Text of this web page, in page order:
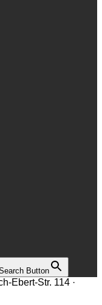
Button
Ebert-Str. 114 ·